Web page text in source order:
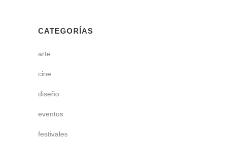
CATEGORÍAS
arte
cine
diseño
eventos
festivales